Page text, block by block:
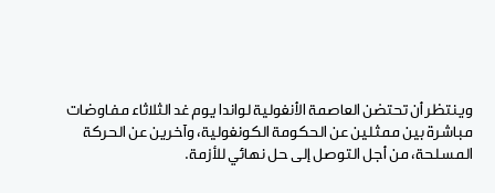
وينتظر أن تحتضن العاصمة الأنغولية لواندا يوم غد الثلاثاء مفاوضات
مباشرة بين ممثلين عن الحكومة الكونغولية، وآخرين عن الحركة
المسلحة، من أجل التوصل إلى حل نهائي للأزمة.